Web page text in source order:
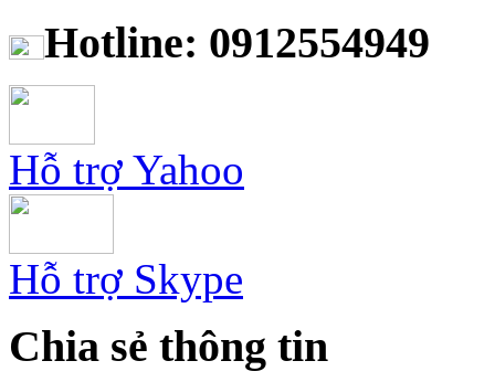
Hotline: 0912554949
Hỗ trợ Yahoo
Hỗ trợ Skype
Chia sẻ thông tin